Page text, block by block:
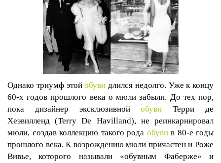
Однако триумф этойобуви длился недолго. Уже к концу
60-х годов прошлого века о мюли забыли. До тех пор,
пока дизайнер эксклюзивнойобуви Терри де
Хеэвилленд (Terry De Havilland), не реинкарнировал
мюли, создав коллекцию такого рода обувив 80-е годы
прошлого века. К возрождению мюли причастен и Роже
Вивье, которого называли «обувным Фаберже» и